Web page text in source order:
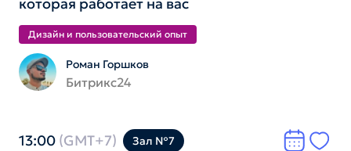
Дизайн и пользователь­ский опыт
Роман Горшков
Битрикс24
13:00 (GMT+7) Зал №7